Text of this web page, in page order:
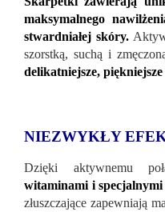
maksymalnego
stwardniałej skóry.
szorstką, suchą i
delikatniejsze,
NIEZWYKŁY
Dzięki aktywnemu
witaminami i
złuszczające zapewniają